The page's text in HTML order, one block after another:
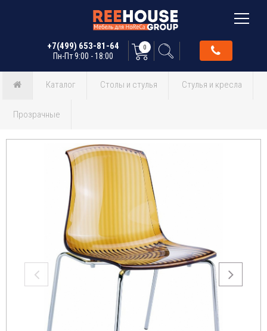
+7(499) 653-81-64
Пн-Пт 9:00 - 18:00
0
Каталог Столы и стулья Стулья и кресла
Прозрачные